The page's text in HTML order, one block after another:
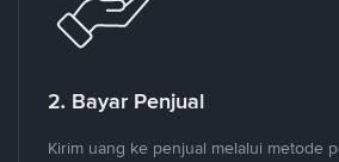
2. Bayar Penjual
Kirim uang ke penjual melalui metode